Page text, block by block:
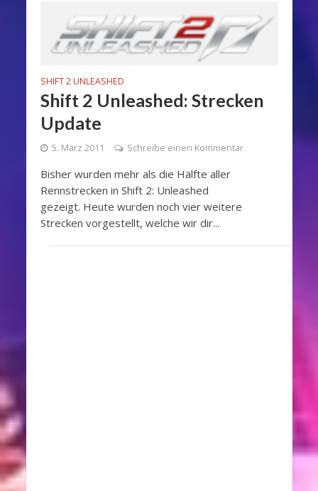
SHIFT 2 UNLEASHED
Shift 2 Unleashed: Strecken
Update
5. März 2011 Schreibe einen Kommentar
Bisher wurden mehr als die Hälfte aller
Rennstrecken in Shift 2: Unleashed
gezeigt. Heute wurden noch vier weitere
Strecken vorgestellt, welche wir dir...